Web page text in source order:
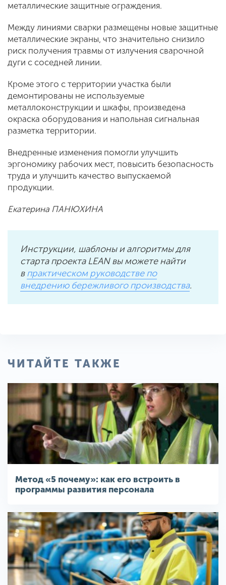
металлические защитные ограждения.
Между линиями сварки размещены новые защитные
металлические экраны, что значительно снизило
риск получения травмы от излучения сварочной
дуги с соседней линии.
Кроме этого с территории участка были
демонтированы не используемые
металлоконструкции и шкафы, произведена
окраска оборудования и напольная сигнальная
разметка территории.
Внедренные изменения помогли улучшить
эргономику рабочих мест, повысить безопасность
труда и улучшить качество выпускаемой
продукции.
Екатерина ПАНЮХИНА
Инструкции, шаблоны и алгоритмы для
старта проекта LEAN вы можете найти
впрактическом руководстве по
внедрению бережливого производства.
ЧИТАЙТЕ ТАКЖЕ
Метод «5 почему»: как его встроить в
программы развития персонала